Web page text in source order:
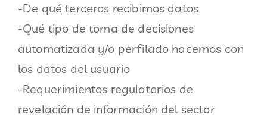
-De qué terceros recibimos datos
-Qué tipo de toma de decisiones
automatizada y/o perfilado hacemos con
los datos del usuario
-Requerimientos regulatorios de
revelación de información del sector